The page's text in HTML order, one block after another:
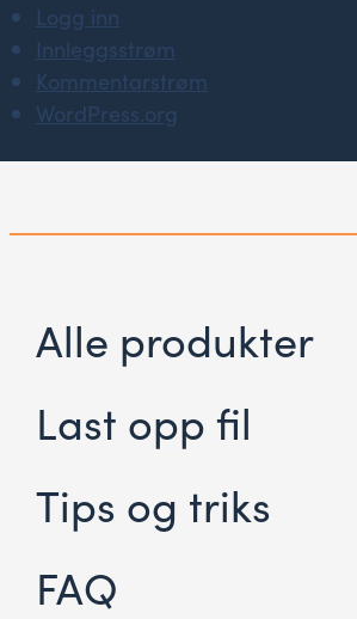
Logg inn
Innleggsstrøm
Kommentarstrøm
WordPress.org
Alle produkter
Last opp fil
Tips og triks
FAQ